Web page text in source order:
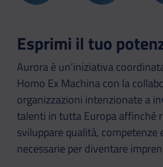
Esprimi il tuo
Aurora è un’iniziativa
Homo Ex Machina con la
organizzazioni intenzionate a
talenti in tutta Europa affinché
sviluppare qualità, competenze
necessarie per diventare